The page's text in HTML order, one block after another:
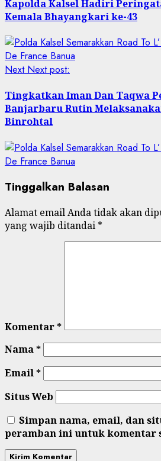
Kapolda Kalsel Hadiri
Kemala Bhayangkari ke-43
Next Next post:
Tingkatkan Iman Dan Taqwa
Banjarbaru Rutin
Binrohtal
Tinggalkan Balasan
Alamat email Anda tidak akan
yang wajib ditandai *
Komentar*
Nama*
Email*
Situs Web
Simpan nama, email, dan
peramban ini untuk komentar